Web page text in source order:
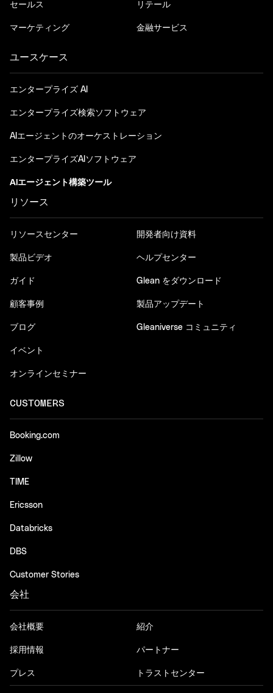
セールス
マーケティング
リテール
金融サービス
ユースケース
エンタープライズ AI
エンタープライズ検索ソフトウェア
AIエージェントのオーケストレーション
エンタープライズAIソフトウェア
AIエージェント構築ツール
リソース
リソースセンター
製品ビデオ
ガイド
顧客事例
ブログ
イベント
オンラインセミナー
開発者向け資料
ヘルプセンター
Glean をダウンロード
製品アップデート
Gleaniverse コミュニティ
CUSTOMERS
Booking.com
Zillow
TIME
Ericsson
Databricks
DBS
Customer Stories
会社
会社概要
採用情報
プレス
紹介
パートナー
トラストセンター